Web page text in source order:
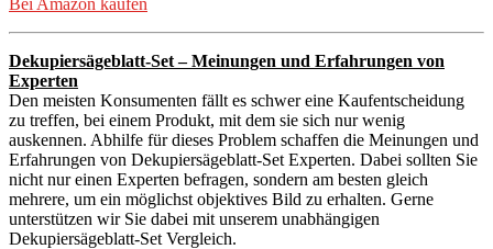
Dekupiersägeblatt-Set – Meinungen und Erfahrungen von
Experten
Den meisten Konsumenten fällt es schwer eine Kaufentscheidung
zu treffen, bei einem Produkt, mit dem sie sich nur wenig
auskennen. Abhilfe für dieses Problem schaffen die Meinungen und
Erfahrungen von Dekupiersägeblatt-Set Experten. Dabei sollten Sie
nicht nur einen Experten befragen, sondern am besten gleich
mehrere, um ein möglichst objektives Bild zu erhalten. Gerne
unterstützen wir Sie dabei mit unserem unabhängigen
Dekupiersägeblatt-Set Vergleich.